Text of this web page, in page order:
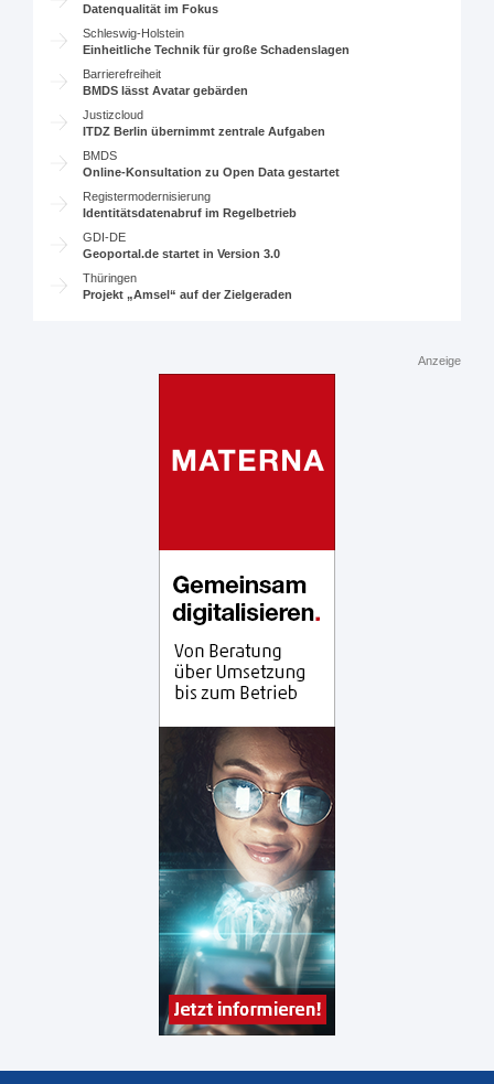
Datenqualität im Fokus
Schleswig-Holstein
Einheitliche Technik für große Schadenslagen
Barrierefreiheit
BMDS lässt Avatar gebärden
Justizcloud
ITDZ Berlin übernimmt zentrale Aufgaben
BMDS
Online-Konsultation zu Open Data gestartet
Registermodernisierung
Identitätsdatenabruf im Regelbetrieb
GDI-DE
Geoportal.de startet in Version 3.0
Thüringen
Projekt „Amsel“ auf der Zielgeraden
Anzeige